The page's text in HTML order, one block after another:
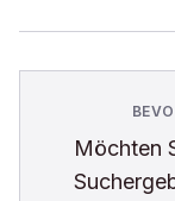
Möchten